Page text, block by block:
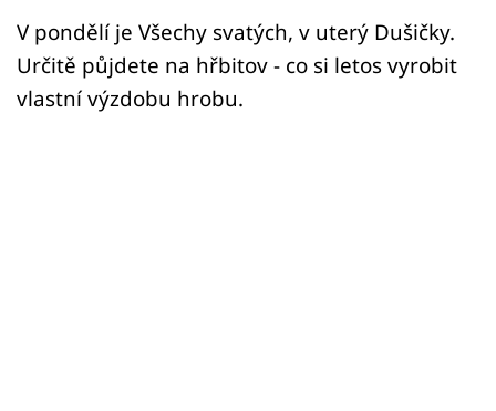
V pondělí je Všechy svatých, v uterý Dušičky.
Určitě půjdete na hřbitov - co si letos vyrobit
vlastní výzdobu hrobu.